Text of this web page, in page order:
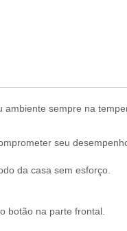
sempre na
seu
da casa sem esforço.
botão na parte frontal.